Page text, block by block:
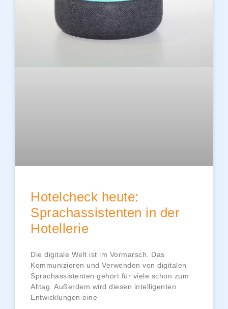
Hotelcheck heute:
Sprachassistenten in der
Hotellerie
Die digitale Welt ist im Vormarsch. Das
Kommunizieren und Verwenden von digitalen
Sprachassistenten gehört für viele schon zum
Alltag. Außerdem wird diesen intelligenten
Entwicklungen eine